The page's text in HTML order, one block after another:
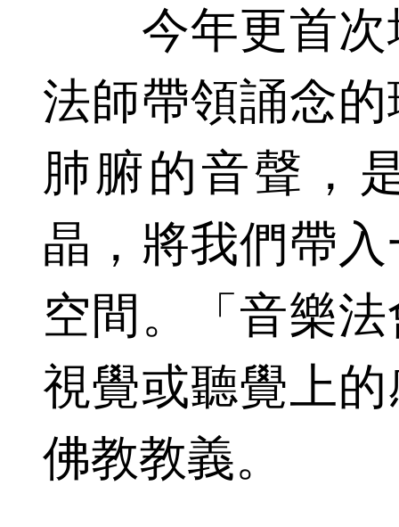
今年更首次
法師帶領誦念
肺腑的音聲，
晶，將我們帶
空間。「音樂
視覺或聽覺上
佛教教義。